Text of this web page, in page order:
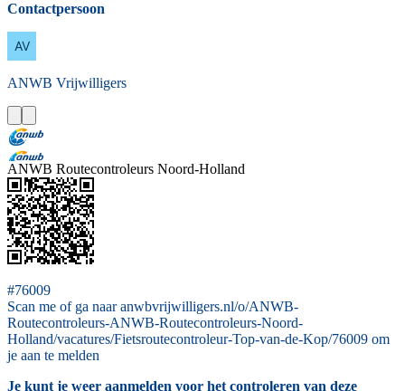
Contactpersoon
ANWB Vrijwilligers
ANWB Routecontroleurs Noord-Holland
#76009
Scan me of ga naar anwbvrijwilligers.nl/o/ANWB-
Routecontroleurs-ANWB-Routecontroleurs-Noord-
Holland/vacatures/Fietsroutecontroleur-Top-van-de-Kop/76009 om
je aan te melden
Je kunt je weer aanmelden voor het controleren van deze